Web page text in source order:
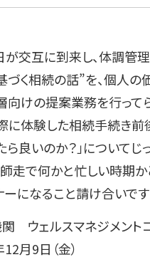
交互に到来し、体調管
づく相続の話”を、個人
けの提案業務を行って
体験した相続手続き前後
ら良いのか？」についてじ
走で何かと忙しい時期か
になること請け合いで
関 ウェルスマネジメン
月9日（金）